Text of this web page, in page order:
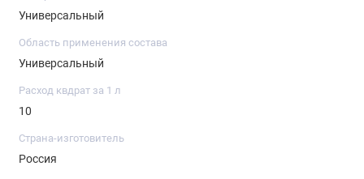
Универсальный
Область применения состава
Универсальный
Расход квдрат за 1 л
10
Страна-изготовитель
Россия